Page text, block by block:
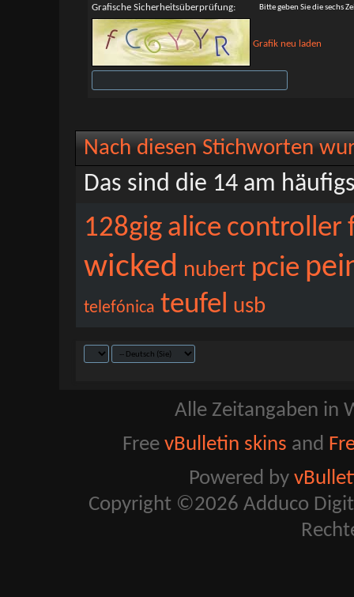
Grafische Sicherheitsüberprüfung: Bitte geben Sie die sechs
Grafik neu laden
Nach diesen Stichworten
Das sind die 14 am
128gig alice controller
wicked nubert pcie
telefónica teufel usb
Alle Zeitangaben in
Free vBulletin skins and
Powered by
Copyright ©2026 Adduco